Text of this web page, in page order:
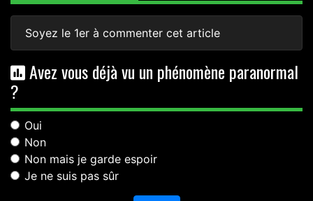
Soyez le 1er à commenter cet article
Avez vous déjà vu un phénomène paranormal
?
Oui
Non
Non mais je garde espoir
Je ne suis pas sûr